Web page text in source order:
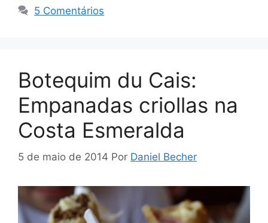
5 Comentários
Botequim du Cais:
Empanadas criollas na
Costa Esmeralda
5 de maio de 2014 Por Daniel Becher